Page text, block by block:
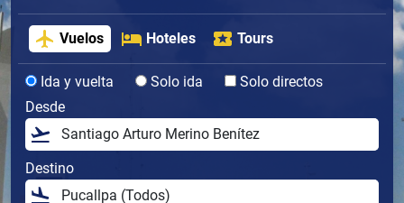
Vuelos Hoteles Tours
Ida y vuelta Solo ida
Solo directos
Desde
Destino